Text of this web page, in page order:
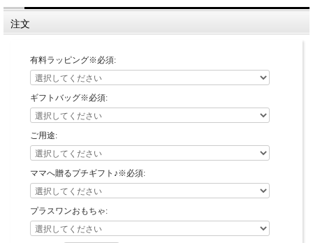
注文
有料ラッピング※必須:
ギフトバッグ※必須:
ご用途:
ママへ贈るプチギフト♪※必須:
プラスワンおもちゃ: